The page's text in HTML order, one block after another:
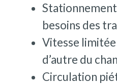
besoins des
Vitesse
d’autre du
Circulation